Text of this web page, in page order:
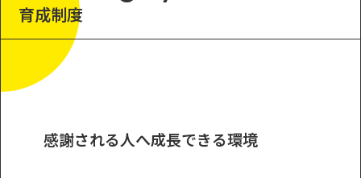
育成制度
感謝される人へ成長できる環境